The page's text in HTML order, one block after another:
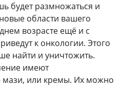
будет размножаться и
области вашего
возрасте ещё и с
к онкологии. Этого
найти и уничтожить.
имеют
или кремы. Их можно